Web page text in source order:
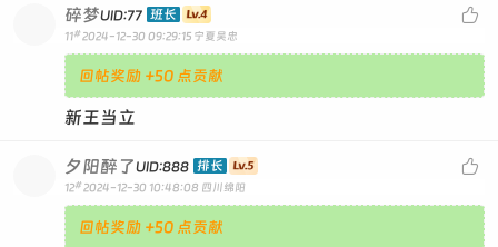

碎梦UID:77 班长
11# 2024-12-30 09:29:15 宁夏吴忠
回帖奖励 +50 点贡献
新王当立

夕阳醉了UID:888 排长
12# 2024-12-30 10:48:08 四川绵阳
回帖奖励 +50 点贡献